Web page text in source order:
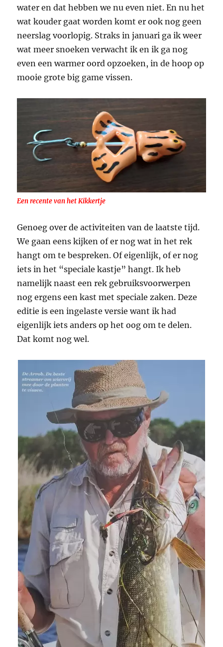
water en dat hebben we nu even niet. En nu het
wat kouder gaat worden komt er ook nog geen
neerslag voorlopig. Straks in januari ga ik weer
wat meer snoeken verwacht ik en ik ga nog
even een warmer oord opzoeken, in de hoop op
mooie grote big game vissen.
Een recente van het Kikkertje
Genoeg over de activiteiten van de laatste tijd.
We gaan eens kijken of er nog wat in het rek
hangt om te bespreken. Of eigenlijk, of er nog
iets in het “speciale kastje” hangt. Ik heb
namelijk naast een rek gebruiksvoorwerpen
nog ergens een kast met speciale zaken. Deze
editie is een ingelaste versie want ik had
eigenlijk iets anders op het oog om te delen.
Dat komt nog wel.